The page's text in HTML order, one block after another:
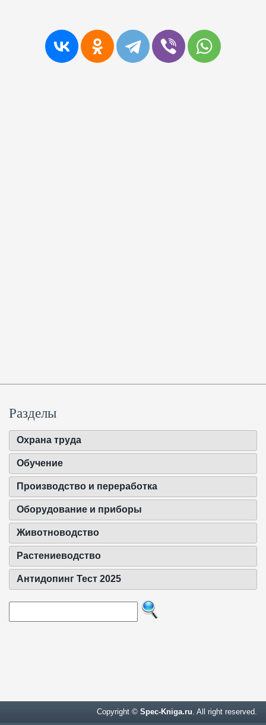
Разделы
Охрана труда
Обучение
Производство и переработка
Оборудование и приборы
Животноводство
Растениеводство
Антидопинг Тест 2025
Copyright © Spec-Kniga.ru. All right reserved.